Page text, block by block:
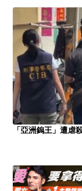
「亞洲鎢王」遭虐
PR